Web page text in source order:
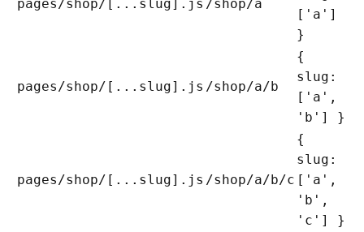
pages/shop/[...slug].js /shop/a
['a']
}
pages/shop/[...slug].js /shop/a/b
{
slug:
['a',
'b'] }
pages/shop/[...slug].js /shop/a/b/c
{
slug:
['a',
'b',
'c'] }